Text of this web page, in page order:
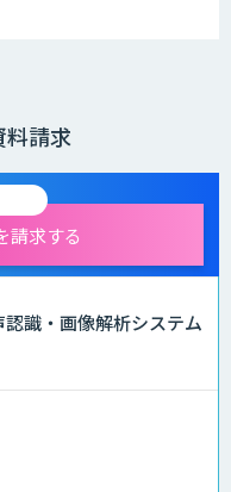
請求
請求する
識・画像解析システム